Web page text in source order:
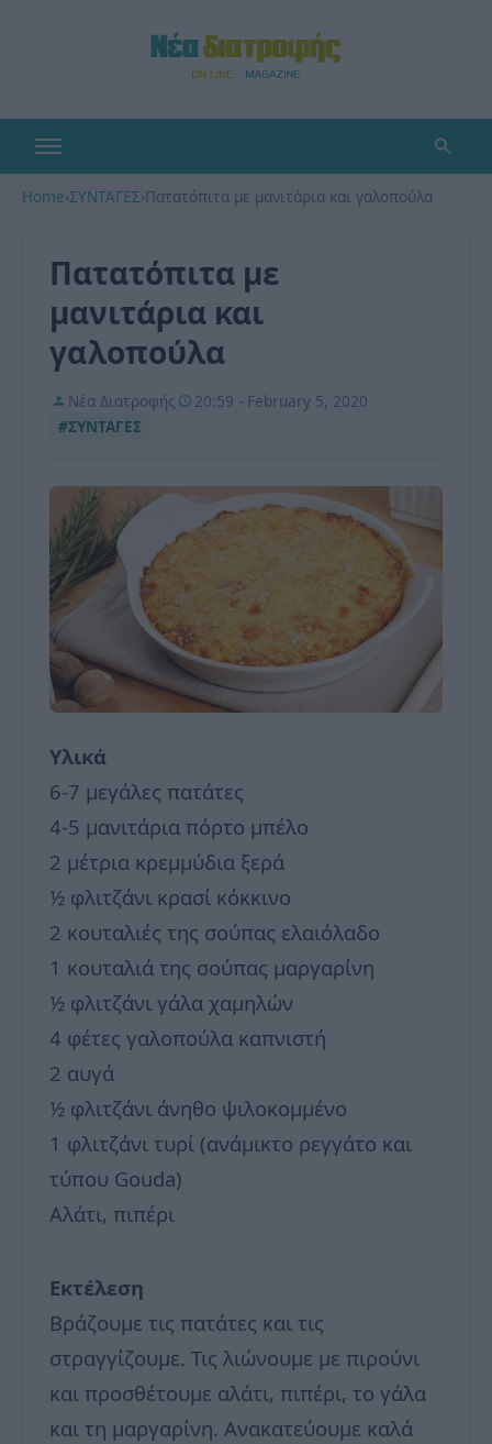
Home›ΣΥΝΤΑΓΕΣ›Πατατόπιτα με μανιτάρια και γαλοπούλα
Πατατόπιτα με
μανιτάρια και
γαλοπούλα
Νέα Διατροφής
20:59 - February 5, 2020
#ΣΥΝΤΑΓΕΣ
Υλικά
6-7 μεγάλες πατάτες
4-5 μανιτάρια πόρτο μπέλο
2 μέτρια κρεμμύδια ξερά
½ φλιτζάνι κρασί κόκκινο
2 κουταλιές της σούπας ελαιόλαδο
1 κουταλιά της σούπας μαργαρίνη
½ φλιτζάνι γάλα χαμηλών
4 φέτες γαλοπούλα καπνιστή
2 αυγά
½ φλιτζάνι άνηθο ψιλοκομμένο
1 φλιτζάνι τυρί (ανάμικτο ρεγγάτο και
τύπου Gouda)
Αλάτι, πιπέρι
Εκτέλεση
Βράζουμε τις πατάτες και τις
στραγγίζουμε. Τις λιώνουμε με πιρούνι
και προσθέτουμε αλάτι, πιπέρι, το γάλα
και τη μαργαρίνη. Ανακατεύουμε καλά